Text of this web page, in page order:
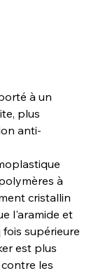
à un
plus
anti-
à
cristallin
l'aramide et
supérieure
est plus
les